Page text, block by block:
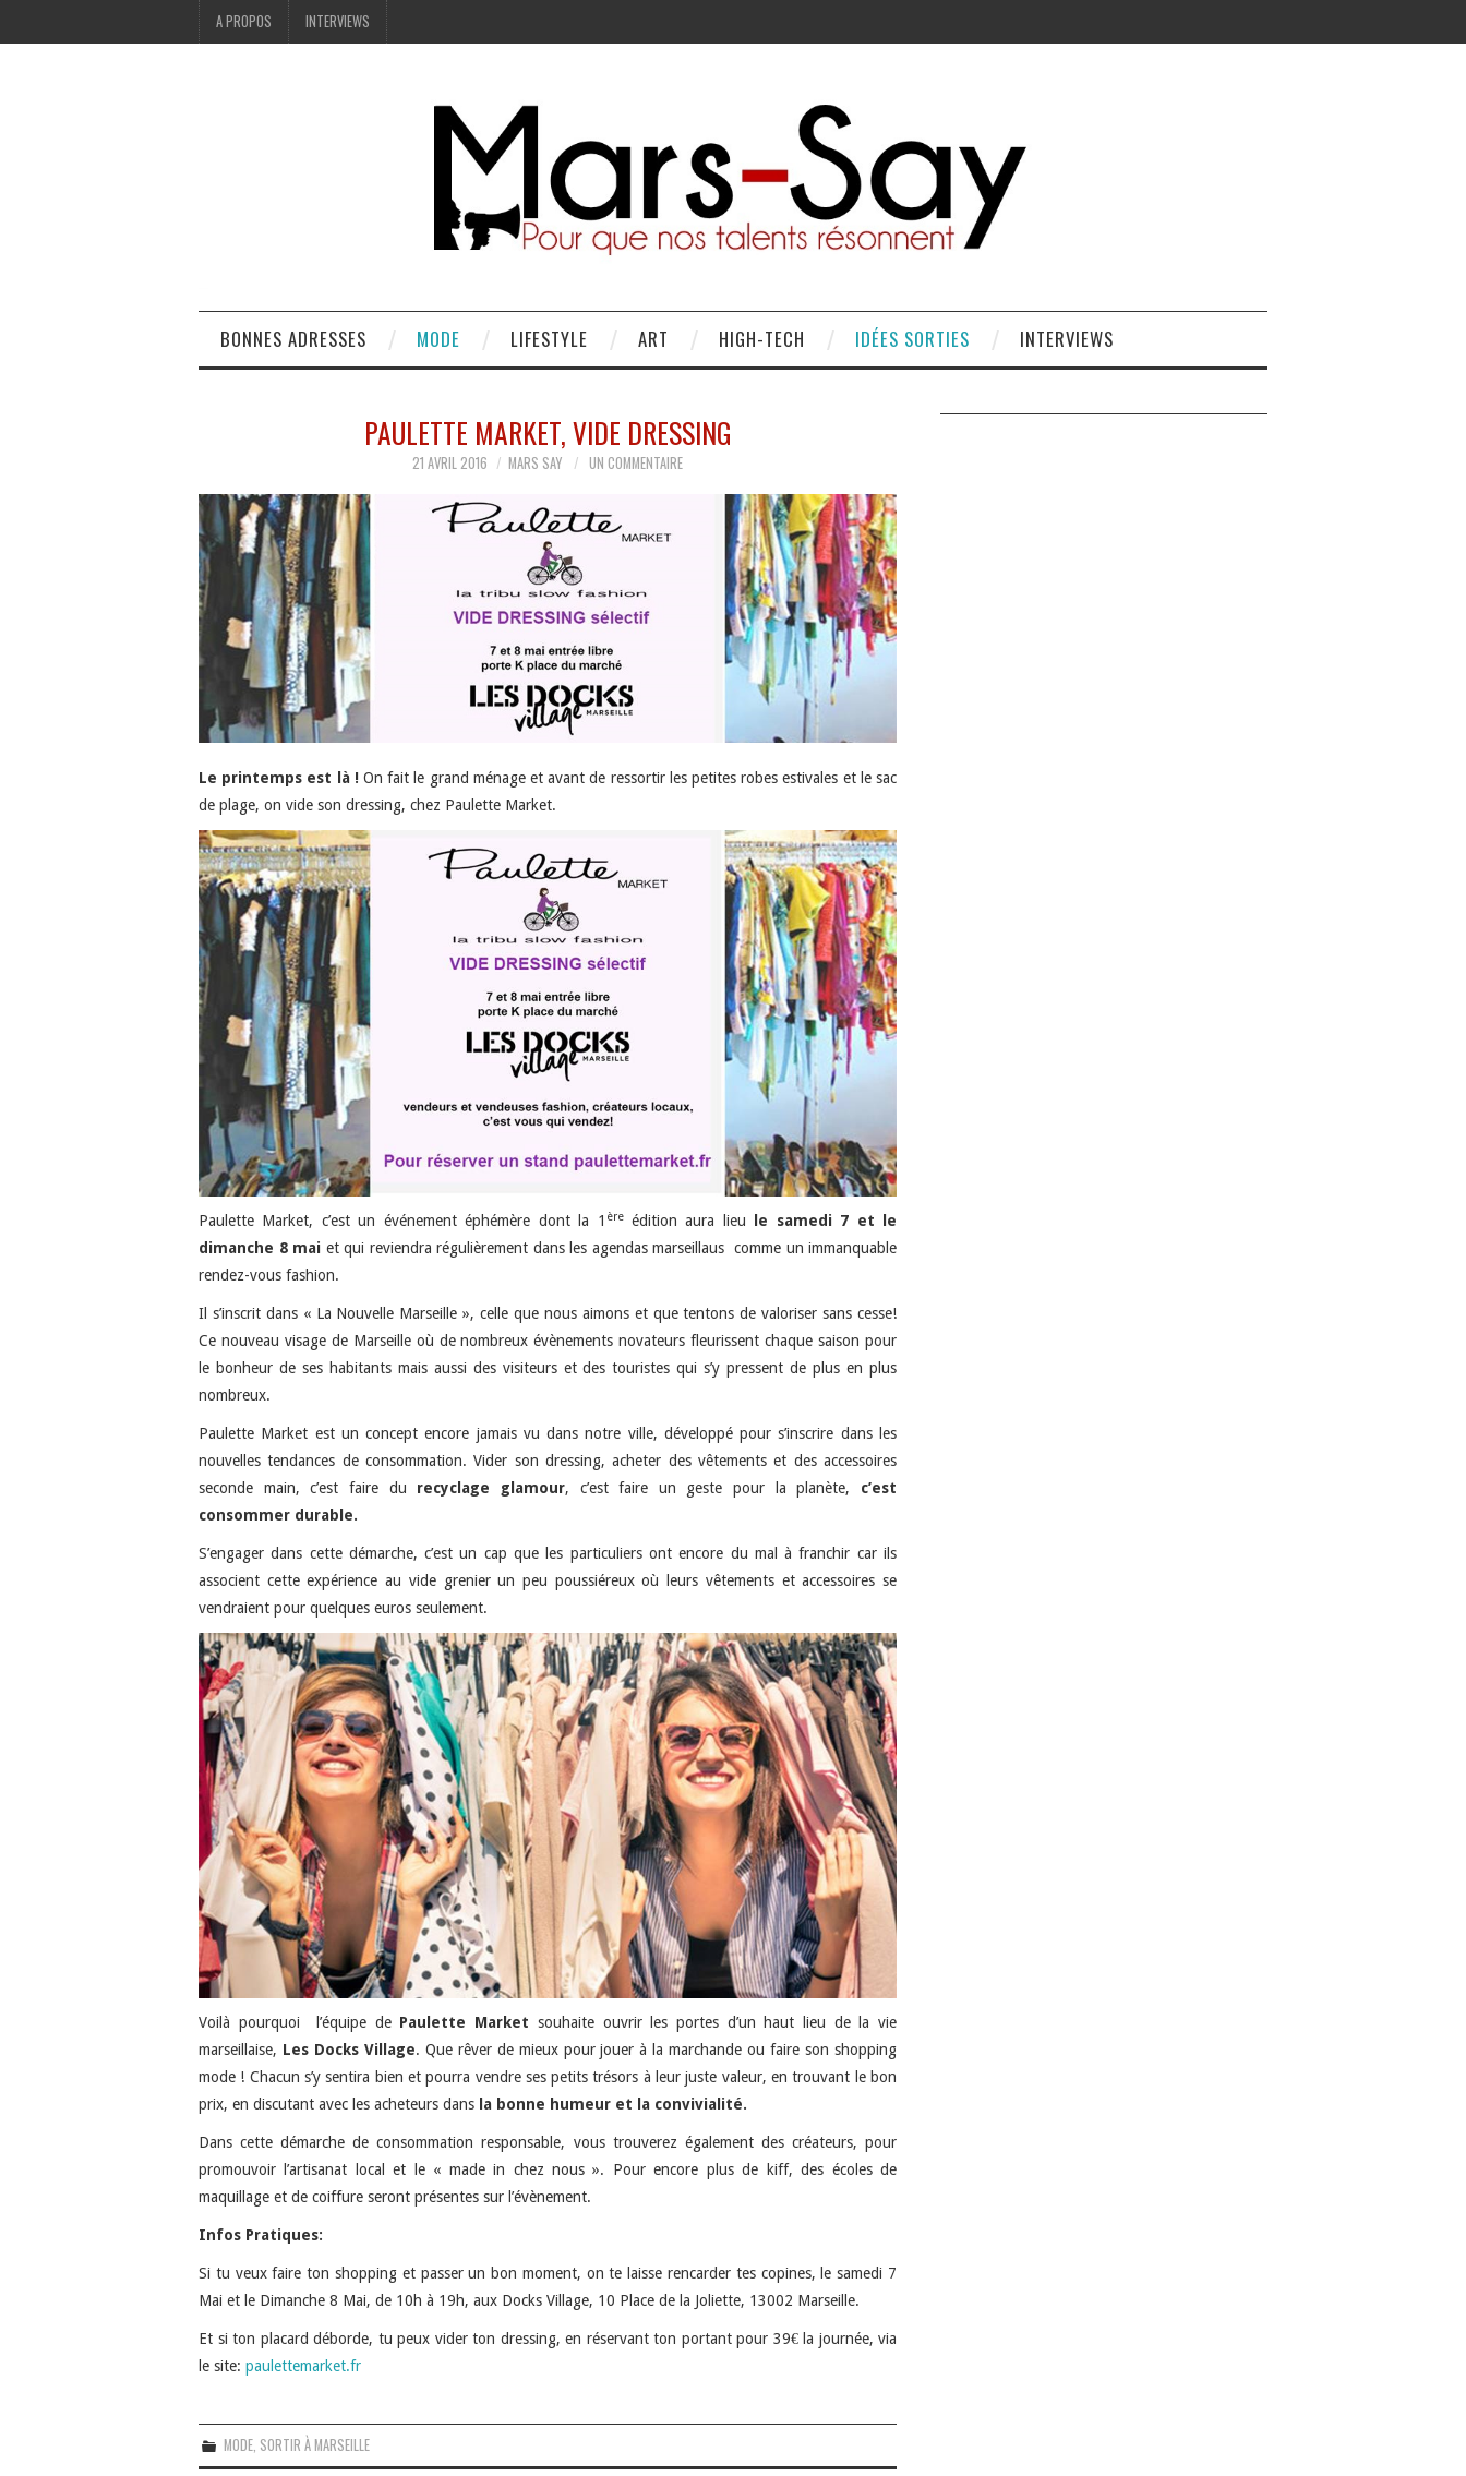
A PROPOS INTERVIEWS
BONNES ADRESSES MODE LIFESTYLE ART HIGH-TECH IDÉES SORTIES INTERVIEWS
PAULETTE MARKET, VIDE DRESSING
21 AVRIL 2016 MARS SAY UN COMMENTAIRE
Le printemps est là !On fait le grand ménage et avant de ressortir les petites robes estivales et le sac
de plage, on vide son dressing, chez Paulette Market.
Paulette Market, c’est un événement éphémère dont la 1 èreédition aura lieu
le samedi 7 et le
dimanche 8 mai et qui reviendra régulièrement dans les agendas marseillaus comme un immanquable
rendez-vous fashion.
Il s’inscrit dans « La Nouvelle Marseille », celle que nous aimons et que tentons de valoriser sans cesse!
Ce nouveau visage de Marseille où de nombreux évènements novateurs fleurissent chaque saison pour
le bonheur de ses habitants mais aussi des visiteurs et des touristes qui s’y pressent de plus en plus
nombreux.
Paulette Market est un concept encore jamais vu dans notre ville, développé pour s’inscrire dans les
nouvelles tendances de consommation. Vider son dressing, acheter des vêtements et des accessoires
seconde main, c’est faire du recyclage glamour, c’est faire un geste pour la planète, c’est
consommer durable.
S’engager dans cette démarche, c’est un cap que les particuliers ont encore du mal à franchir car ils
associent cette expérience au vide grenier un peu poussiéreux où leurs vêtements et accessoires se
vendraient pour quelques euros seulement.
Voilà pourquoi l’équipe de Paulette Market souhaite ouvrir les portes d’un haut lieu de la vie
marseillaise, Les Docks Village. Que rêver de mieux pour jouer à la marchande ou faire son shopping
mode ! Chacun s’y sentira bien et pourra vendre ses petits trésors à leur juste valeur, en trouvant le bon
prix, en discutant avec les acheteurs dans la bonne humeur et la convivialité.
Dans cette démarche de consommation responsable, vous trouverez également des créateurs, pour
promouvoir l’artisanat local et le « made in chez nous ». Pour encore plus de kiff, des écoles de
maquillage et de coiffure seront présentes sur l’évènement.
Infos Pratiques:
Si tu veux faire ton shopping et passer un bon moment, on te laisse rencarder tes copines, le samedi 7
Mai et le Dimanche 8 Mai, de 10h à 19h, aux Docks Village, 10 Place de la Joliette, 13002 Marseille.
Et si ton placard déborde, tu peux vider ton dressing, en réservant ton portant pour 39€ la journée, via
le site: paulettemarket.fr
MODE SORTIR À MARSEILLE